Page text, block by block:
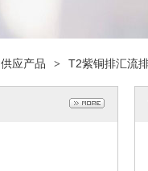
供应产品 > T2紫铜排汇流